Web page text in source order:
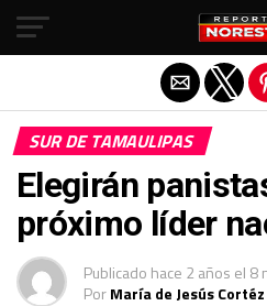
SUR DE TAMAULIPAS
Elegirán
próximo líder
Publicado hace 2 años el 8
PorMaría de Jesús Cortéz
Salir de la